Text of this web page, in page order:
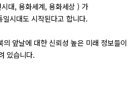
대, 용화세계, 용화세상 ) 가
시대도 시작된다고 합니다.
의 앞날에 대한 신뢰성 높은 미래 정보들이
있습니다.